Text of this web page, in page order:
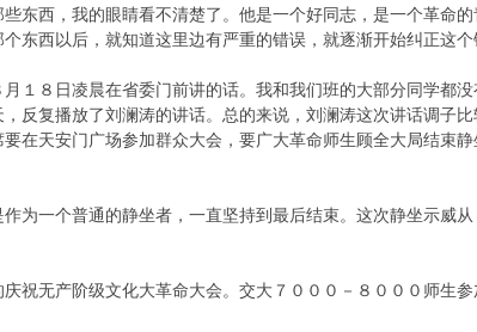
东西，我的眼睛看不清楚了。他是一个好同志，是一个革命
东西以后，就知道这里边有严重的错误，就逐渐开始纠正这
８日凌晨在省委门前讲的话。我和我们班的大部分同学都
反复播放了刘澜涛的讲话。总的来说，刘澜涛这次讲话调子比
在天安门广场参加群众大会，要广大革命师生顾全大局结束
一个普通的静坐者，一直坚持到最后结束。这次静坐示威
祝无产阶级文化大革命大会。交大７０００－８０００师生参